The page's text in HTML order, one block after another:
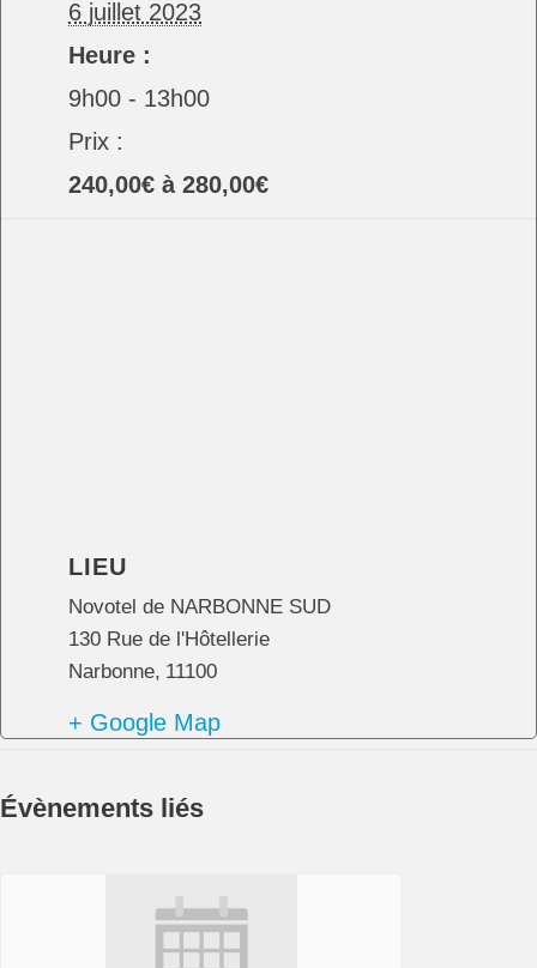
6 juillet 2023
Heure :
9h00 - 13h00
Prix :
240,00€ à 280,00€
LIEU
Novotel de NARBONNE SUD
130 Rue de l'Hôtellerie
Narbonne, 11100
+ Google Map
Évènements liés